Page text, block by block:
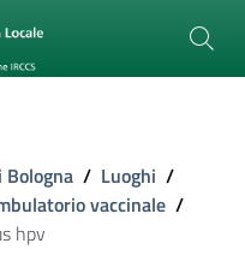
Bologna / Luoghi /
vaccinale /
hpv